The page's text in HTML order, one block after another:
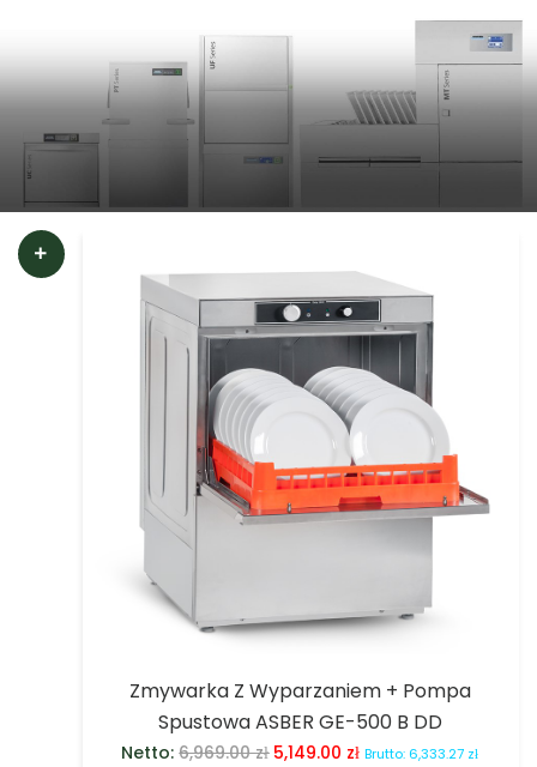
Zmywarka Z Wyparzaniem + Pompa
Spustowa ASBER GE-500 B DD
Netto:6,969.00zł 5,149.00 zł Brutto: 6,333.27 zł